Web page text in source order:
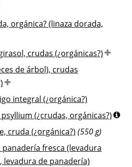
orgánica? (linaza dorada,
crudas (¿orgánicas?)
de árbol), crudas
integral (¿orgánica?)
(¿crudas, orgánicas?)
cruda (¿orgánica?) (550 g)
panadería fresca (levadura
levadura de panadería)